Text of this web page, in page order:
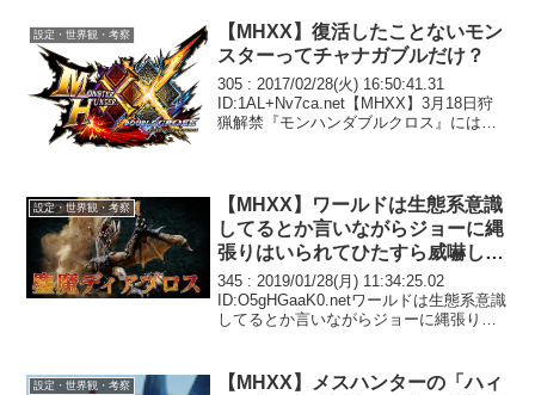
設定・世界観・考察
【MHXX】復活したことないモン
スターってチャナガブルだけ？
305 : 2017/02/28(火) 16:50:41.31
ID:1AL+Nv7ca.net【MHXX】3月18日狩
猟解禁『モンハンダブルクロス』には多
設定・世界観・考察
【MHXX】ワールドは生態系意識
してるとか言いながらジョーに縄
張りはいられてひたすら威嚇して
るディアブロス見て悲しくなった
345 : 2019/01/28(月) 11:34:25.02
ID:O5gHGaaK0.netワールドは生態系意識
してるとか言いながらジョーに縄張りは
くなった。２つ名...
設定・世界観・考察
【MHXX】メスハンターの「ハィ